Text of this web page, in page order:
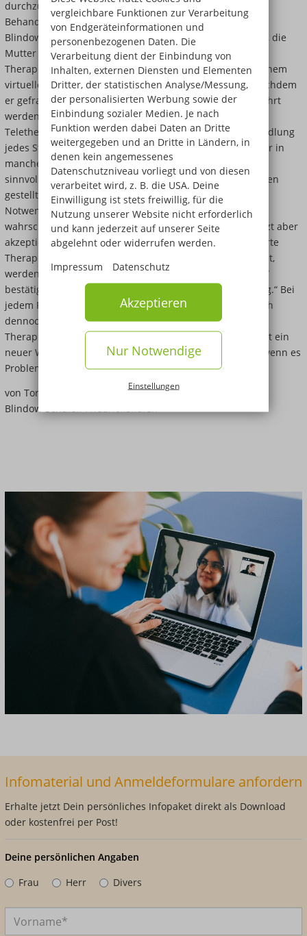
vergleichbare Funktionen zur Verarbeitung
von Endgeräteinformationen und
personenbezogenen Daten. Die
Verarbeitung dient der Einbindung von
Inhalten, externen Diensten und Elementen
Dritter, der statistischen Analyse/Messung,
der personalisierten Werbung sowie der
Einbindung sozialer Medien. Je nach
Funktion werden dabei Daten an Dritte
weitergegeben und an Dritte in Ländern, in
denen kein angemessenes
Datenschutzniveau vorliegt und von diesen
verarbeitet wird, z. B. die USA. Deine
Einwilligung ist stets freiwillig, für die
Nutzung unserer Website nicht erforderlich
und kann jederzeit auf unserer Seite
abgelehnt oder widerrufen werden.
Impressum
Datenschutz
Akzeptieren
Nur Notwendige
Einstellungen
durchzuführen. „Wir sind sehr froh darüber, dass die
Behandlung nun doch noch von den Schülern der Bernd-
Blindow-Schulen fortgesetzt werden kann“ erklärt Frau L., die
Mutter des Patienten. Auch Lucas strahlt während der
Therapiestunden – zwar nicht in einem realen, aber in einem
virtuellen Therapieraum. „Es geht sehr gut“, findet er, nachdem
er gefragt wurde, ob die Therapie auch online durchgeführt
werden kann. „Generell muss man zugeben, dass eine
Teletherapie nicht für jeden Patienten und für die Behandlung
jedes Störungsbildes geeignet ist“ erklärt Herr Kühl. „Aber in
manchen Fällen – wie bei Lucas – erscheint Teletherapie
sinnvoll“. Corona hat die Menschen vor Herausforderungen
gestellt. Es wurde Entwicklung notwendig. „Ohne diese
Notwendigkeit hätten wir uns an die Teletherapie
wahrscheinlich nicht heran gewagt“, meint Herr Kühl. Jetzt aber
akzeptieren auch die Krankenkassen virtuell durchgeführte
Therapien. „Auch nachdem die Pandemie überstanden ist,
werden wir Lucas die Therapie auf diese Weise anbieten“
bestätigt Herr Kühl. „Das ist für ihn einfach ein guter Weg.“ Bei
jedem Patienten anwenden lasse sich Teletherapie jedoch
dennoch nicht, betont Herr Kühl. „Teletherapie kann die
Therapie in der Praxis nicht generell ersetzen. Aber sie ist ein
neuer Weg, der in Betracht gezogen werden kann – z.B. wenn es
Probleme mit den Fahrtwegen gibt.“
von Torben Kühl, Schulleitung Logopädie an den Bernd-
Blindow-Schulen Friedrichshafen
Infomaterial und Anmeldeformulare anfordern
Erhalte jetzt Dein persönliches Infopaket direkt als Download
oder kostenfrei per Post!
Deine persönlichen Angaben
Frau
Herr Divers